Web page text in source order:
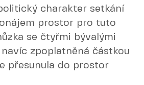
charakter setkání
prostor pro tuto
se čtyřmi bývalými
zpoplatněná částkou
přesunula do prostor